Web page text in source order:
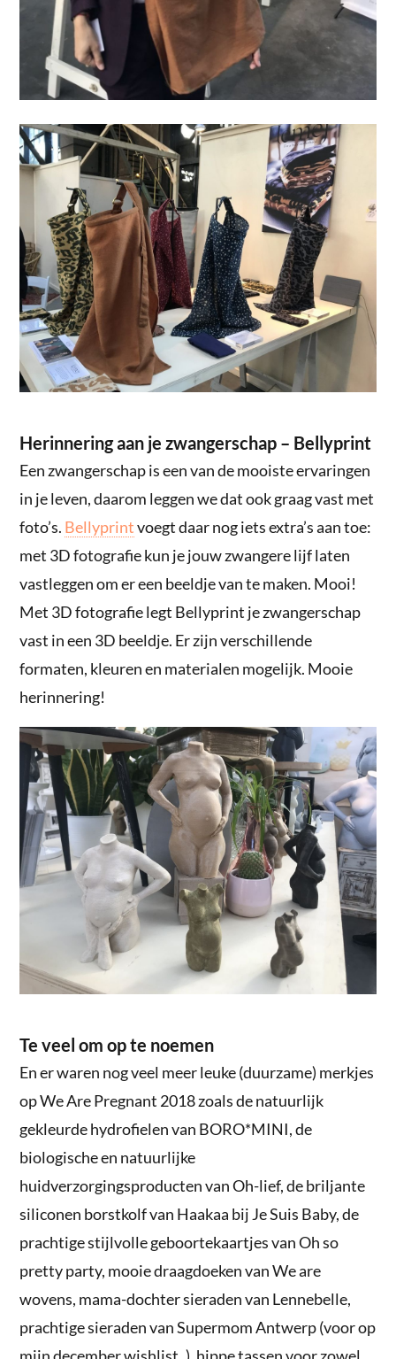
Herinnering aan je zwangerschap – Bellyprint
Een zwangerschap is een van de mooiste ervaringen
in je leven, daarom leggen we dat ook graag vast met
foto’s. Bellyprintvoegt daar nog iets extra’s aan toe:
met 3D fotografie kun je jouw zwangere lijf laten
vastleggen om er een beeldje van te maken. Mooi!
Met 3D fotografie legt Bellyprint je zwangerschap
vast in een 3D beeldje. Er zijn verschillende
formaten, kleuren en materialen mogelijk. Mooie
herinnering!
Te veel om op te noemen
En er waren nog veel meer leuke (duurzame) merkjes
op We Are Pregnant 2018 zoals de natuurlijk
gekleurde hydrofielen van BORO*MINI, de
biologische en natuurlijke
huidverzorgingsproducten van Oh-lief, de briljante
siliconen borstkolf van Haakaa bij Je Suis Baby, de
prachtige stijlvolle geboortekaartjes van Oh so
pretty party, mooie draagdoeken van We are
wovens, mama-dochter sieraden van Lennebelle,
prachtige sieraden van Supermom Antwerp (voor op